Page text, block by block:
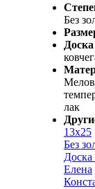
Без
лак
13х25
Без
Доска
Елена